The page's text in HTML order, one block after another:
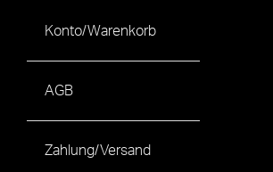
Konto/Warenkorb
AGB
Zahlung/Versand